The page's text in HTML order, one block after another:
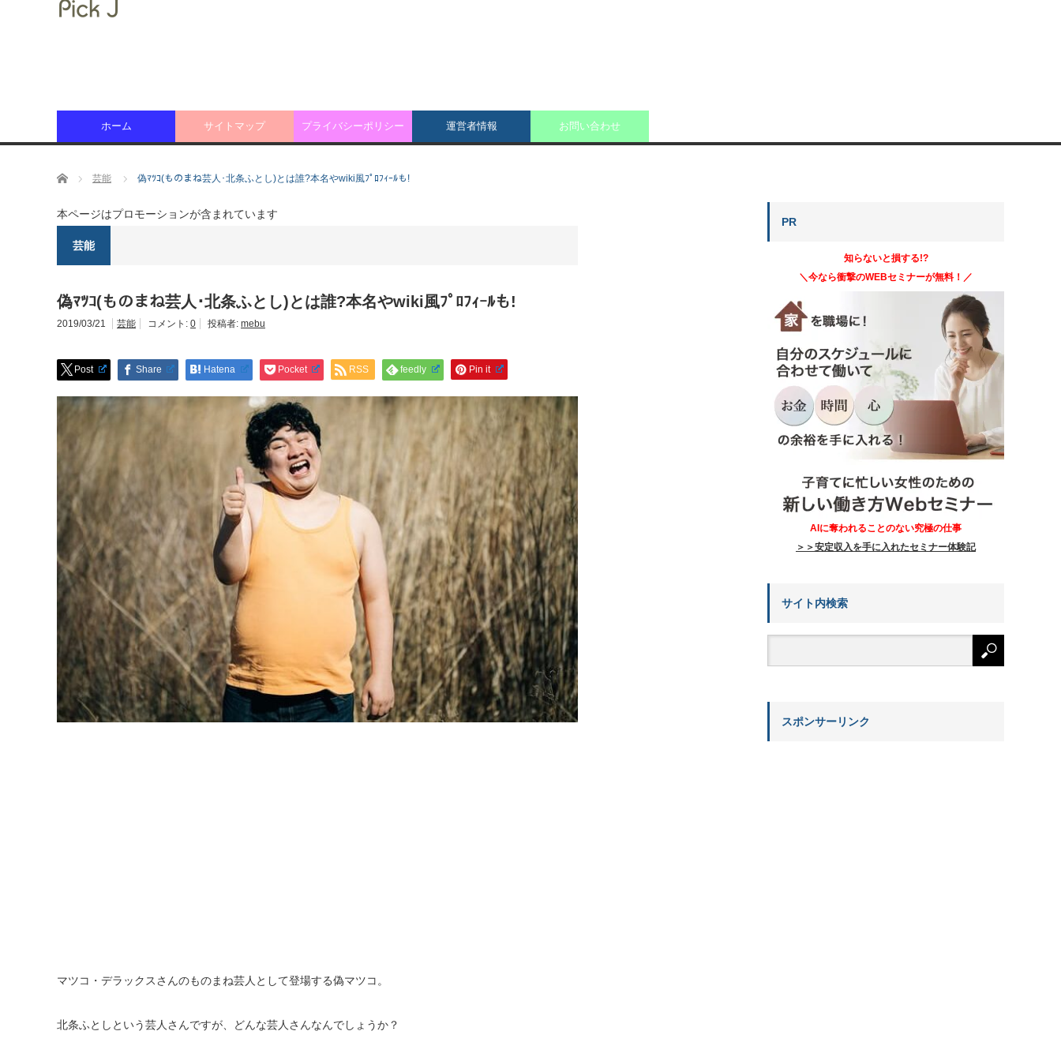
ホーム サイトマップ プライバシーポリシー 運営者情報 お問い合わせ
ホーム 芸能 偽ﾏﾂｺ(ものまね芸人･北条ふとし)とは誰?本名やwiki風ﾌﾟﾛﾌｨｰﾙも!
本ページはプロモーションが含まれています
芸能
偽ﾏﾂｺ(ものまね芸人･北条ふとし)とは誰?本名やwiki風ﾌﾟﾛﾌｨｰﾙも!
2019/03/21 芸能 コメント: 0 投稿者: mebu
Post Share Hatena Pocket RSS feedly Pin it
マツコ・デラックスさんのものまね芸人として登場する偽マツコ。
北条ふとしという芸人さんですが、どんな芸人さんなんでしょうか？
PR
知らないと損する!?
＼今なら衝撃のWEBセミナーが無料！／
AIに奪われることのない究極の仕事
＞＞安定収入を手に入れたセミナー体験記
サイト内検索
スポンサーリンク